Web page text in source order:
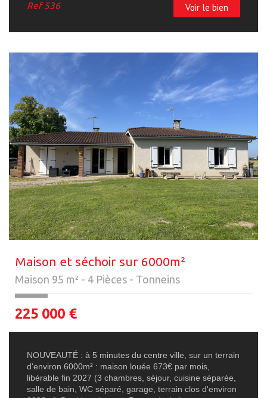
Ref536 Voir le bien
Maison et séchoir sur 6000m²
Maison 95 m² - 4 Pièces - Tonneins
225 000 €
NOUVEAUTÉ : à 5 minutes du centre ville, sur un terrain
d'environ 6000m² : maison louée 673€ par mois,
libérable fin 2027 (3 chambres, séjour, cuisine séparée,
salle de bain, WC séparé, garage, terrain clos d'environ